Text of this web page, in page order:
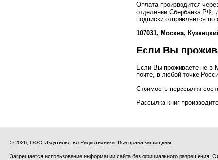
Оплата производится
отделении Сбербанка РФ,
подписки отправляется по
107031, Москва,
Если Вы
Если Вы проживаете не в
почте, в любой точке
Стоимость пересылки
Рассылка книг
© 2026, ООО Издательство Радиотехника. Все права защищены.
Запрещается использование информации сайта без официального разрешения